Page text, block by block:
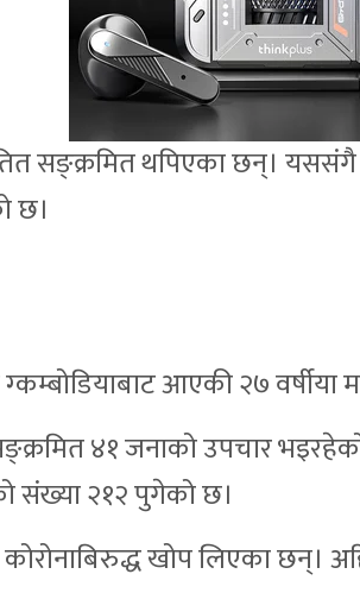
सङ्क्रमित थपिएका छन्।
छ।
आएकी २७ वर्षीया
४१ जनाको उपचार
संख्या २१२ पुगेको छ।
खोप लिएका छन्।